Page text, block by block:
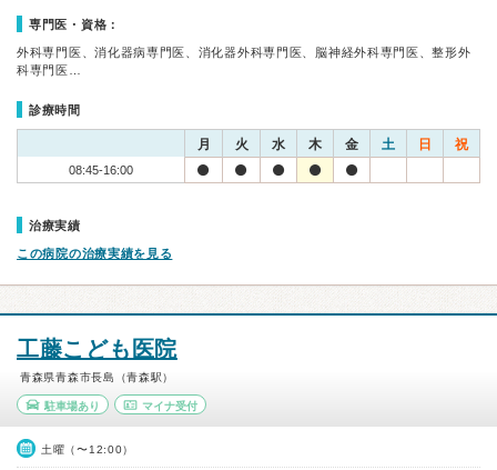
専門医・資格：
外科専門医、消化器病専門医、消化器外科専門医、脳神経外科専門医、整形外
科専門医…
診療時間
月 火 水 木 金 土 日 祝
08:45-16:00
治療実績
この病院の治療実績を見る
工藤こども医院
青森県青森市長島（青森駅）
駐車場あり マイナ受付
土曜（〜12:00）